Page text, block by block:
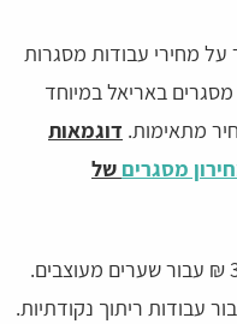
על מחירי עבודות מסגרות
באריאל במיוחד
מתאימות. דוגמאות
מסגרים של